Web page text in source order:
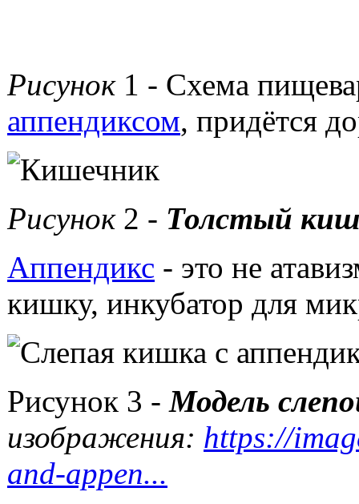
Рисунок1 - Схема
аппендиксом, придётся
Рисунок2 - Толстый
Аппендикс - это не
кишку, инкубатор для
slepayakishka1.jpg
Рисунок 3 -Модель
изображения: https://
and-appen...